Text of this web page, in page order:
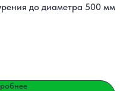
до диаметра 500 мм